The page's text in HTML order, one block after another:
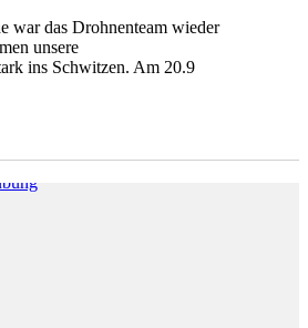
war das Drohnenteam wieder
unsere
ins Schwitzen. Am 20.9